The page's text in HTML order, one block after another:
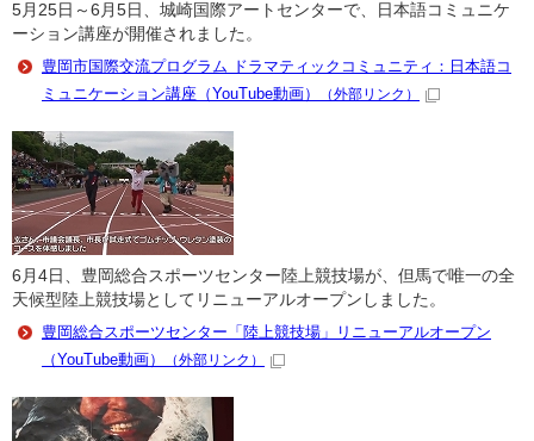
5月25日～6月5日、城崎国際アートセンターで、日本語コミュニケ
ーション講座が開催されました。
豊岡市国際交流プログラム ドラマティックコミュニティ：日本語コ
ミュニケーション講座（YouTube動画）
（外部リンク）
6月4日、豊岡総合スポーツセンター陸上競技場が、但馬で唯一の全
天候型陸上競技場としてリニューアルオープンしました。
豊岡総合スポーツセンター「陸上競技場」リニューアルオープン
（YouTube動画）
（外部リンク）